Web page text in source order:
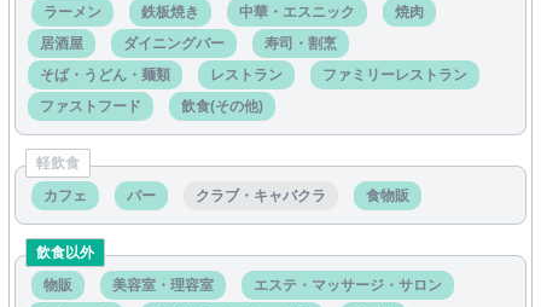
ラーメン
鉄板焼き 中華・エスニック
焼肉
居酒屋
ダイニングバー
寿司・割烹
そば・うどん・麺類
レストラン
ファミリーレストラン
ファストフード
飲食(その他)
軽飲食
カフェ
バー クラブ・キャバクラ 食物販
飲食以外
物販
美容室・理容室
エステ・マッサージ・サロン